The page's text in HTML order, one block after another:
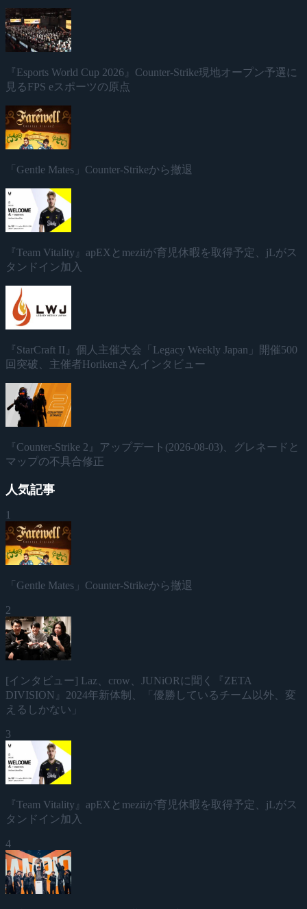
『Esports World Cup 2026』Counter-Strike現地オープン予選に
見るFPS eスポーツの原点
「Gentle Mates」Counter-Strikeから撤退
『Team Vitality』apEXとmeziiが育児休暇を取得予定、jLがス
タンドイン加入
『StarCraft II』個人主催大会「Legacy Weekly Japan」開催500
回突破、主催者Horikenさんインタビュー
『Counter-Strike 2』アップデート(2026-08-03)、グレネードと
マップの不具合修正
人気記事
1
「Gentle Mates」Counter-Strikeから撤退
2
[インタビュー] Laz、crow、JUNiORに聞く『ZETA
DIVISION』2024年新体制、「優勝しているチーム以外、変
えるしかない」
3
『Team Vitality』apEXとmeziiが育児休暇を取得予定、jLがス
タンドイン加入
4